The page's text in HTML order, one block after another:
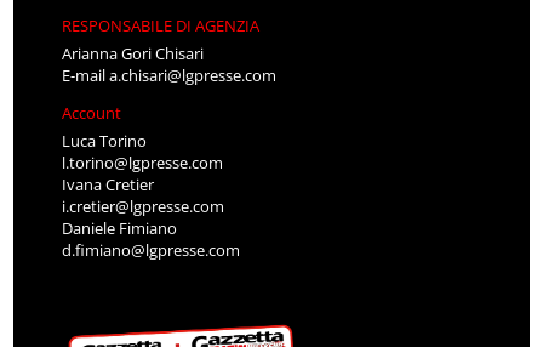
RESPONSABILE DI AGENZIA
Arianna Gori Chisari
E-maila.chisari@lgpresse.com
Account
Luca Torino
l.torino@lgpresse.com
Ivana Cretier
i.cretier@lgpresse.com
Daniele Fimiano
d.fimiano@lgpresse.com